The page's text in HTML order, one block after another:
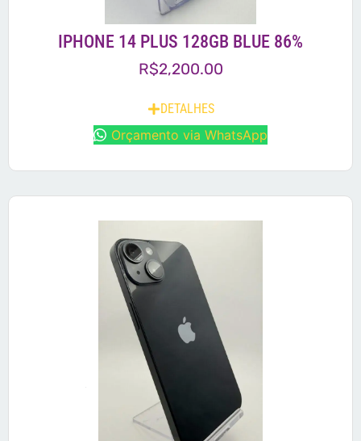
IPHONE 14 PLUS 128GB BLUE 86%
R$2,200.00
DETALHES
Orçamento via WhatsApp